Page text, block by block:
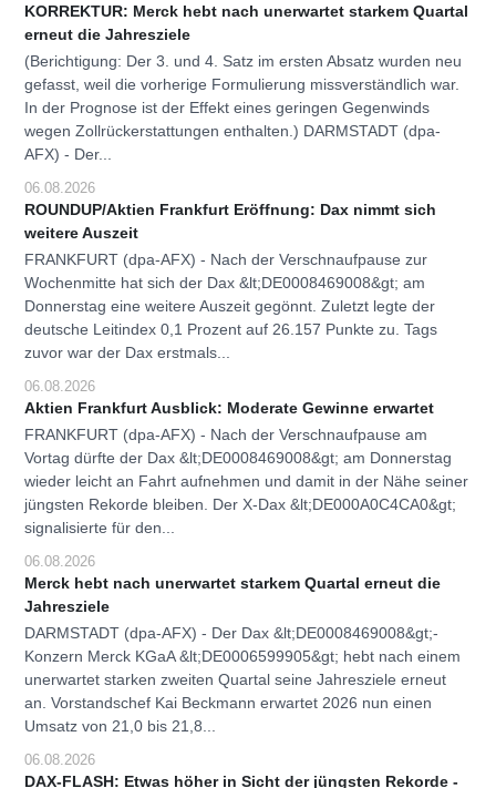
KORREKTUR: Merck hebt nach unerwartet starkem Quartal
erneut die Jahresziele
(Berichtigung: Der 3. und 4. Satz im ersten Absatz wurden neu
gefasst, weil die vorherige Formulierung missverständlich war.
In der Prognose ist der Effekt eines geringen Gegenwinds
wegen Zollrückerstattungen enthalten.) DARMSTADT (dpa-
AFX) - Der...
06.08.2026
ROUNDUP/Aktien Frankfurt Eröffnung: Dax nimmt sich
weitere Auszeit
FRANKFURT (dpa-AFX) - Nach der Verschnaufpause zur
Wochenmitte hat sich der Dax &lt;DE0008469008&gt; am
Donnerstag eine weitere Auszeit gegönnt. Zuletzt legte der
deutsche Leitindex 0,1 Prozent auf 26.157 Punkte zu. Tags
zuvor war der Dax erstmals...
06.08.2026
Aktien Frankfurt Ausblick: Moderate Gewinne erwartet
FRANKFURT (dpa-AFX) - Nach der Verschnaufpause am
Vortag dürfte der Dax &lt;DE0008469008&gt; am Donnerstag
wieder leicht an Fahrt aufnehmen und damit in der Nähe seiner
jüngsten Rekorde bleiben. Der X-Dax &lt;DE000A0C4CA0&gt;
signalisierte für den...
06.08.2026
Merck hebt nach unerwartet starkem Quartal erneut die
Jahresziele
DARMSTADT (dpa-AFX) - Der Dax &lt;DE0008469008&gt;-
Konzern Merck KGaA &lt;DE0006599905&gt; hebt nach einem
unerwartet starken zweiten Quartal seine Jahresziele erneut
an. Vorstandschef Kai Beckmann erwartet 2026 nun einen
Umsatz von 21,0 bis 21,8...
06.08.2026
DAX-FLASH: Etwas höher in Sicht der jüngsten Rekorde -